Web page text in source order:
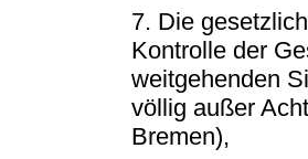
7. Die
Kontrolle der
weitgehenden
völlig außer
Bremen),